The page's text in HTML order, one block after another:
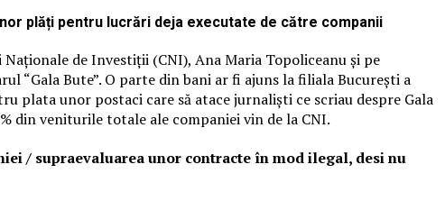
plăți pentru lucrări deja executate de către companii
de Investiții (CNI), Ana Maria Topoliceanu și pe
“Gala Bute”. O parte din bani ar fi ajuns la filiala București a
plata unor postaci care să atace jurnaliști ce scriau despre Gala
din veniturile totale ale companiei vin de la CNI.
/ supraevaluarea unor contracte în mod ilegal, desi nu